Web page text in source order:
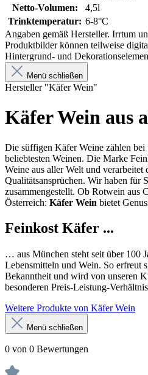
Netto-Volumen:
4,5l
Trinktemperatur: 6-8°C
Angaben gemäß Hersteller. Irrtum
Produktbilder können teilweise
Hintergrund- und
Menü schließen
Hersteller "Käfer Wein"
Käfer Wein aus
Die süffigen Käfer Weine zählen bei
beliebtesten Weinen. Die Marke
Weine aus aller Welt und verarbeitet
Qualitätsansprüchen. Wir haben für
zusammengestellt. Ob Rotwein aus
Österreich: Käfer Wein bietet
Feinkost Käfer ...
… aus München steht seit über 100
Lebensmitteln und Wein. So erfreut
Bekanntheit und wird von unseren
besonderen Preis-Leistung-
Weitere Produkte von Käfer Wein
Menü schließen
0 von 0 Bewertungen